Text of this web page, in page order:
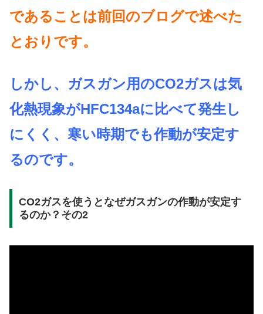
であることは前回のブログで述べた
とおりです。
しかし、ガスガン用のCO2ガスは気
化熱現象がHFC134aに比べて発生し
にくく、寒い時期でも作動が安定す
るのです。
CO2ガスを使うとなぜガスガンの作動が安定す
るのか？その2